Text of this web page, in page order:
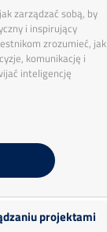
zarządzać sobą, by
i inspirujący
zrozumieć, jak
komunikację i
inteligencję
projektami